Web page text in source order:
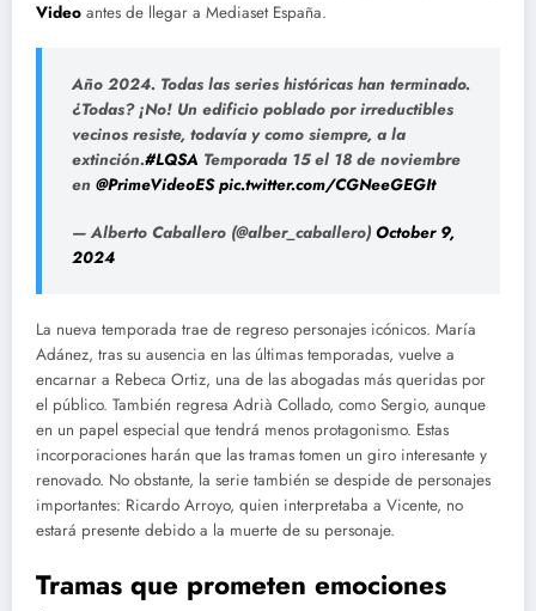
Video antes de llegar a Mediaset España.
Año 2024. Todas las series históricas han terminado.
¿Todas? ¡No! Un edificio poblado por irreductibles
vecinos resiste, todavía y como siempre, a la
extinción.#LQSA Temporada 15 el 18 de noviembre
en @PrimeVideoES pic.twitter.com/CGNeeGEGIt
— Alberto Caballero (@alber_caballero) October 9,
2024
La nueva temporada trae de regreso personajes icónicos. María
Adánez, tras su ausencia en las últimas temporadas, vuelve a
encarnar a Rebeca Ortiz, una de las abogadas más queridas por
el público. También regresa Adrià Collado, como Sergio, aunque
en un papel especial que tendrá menos protagonismo. Estas
incorporaciones harán que las tramas tomen un giro interesante y
renovado. No obstante, la serie también se despide de personajes
importantes: Ricardo Arroyo, quien interpretaba a Vicente, no
estará presente debido a la muerte de su personaje.
Tramas que prometen emociones